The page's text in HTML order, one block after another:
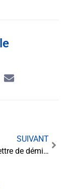
SUIVANT
Modèle de lettre de démission sans préavis